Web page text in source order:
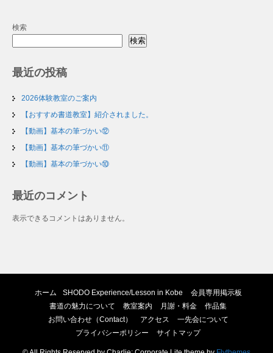
検索
検索
最近の投稿
2026体験教室のご案内
【おすすめ書道教室】紹介されました。
【動画】基本の筆づかい⑫
【動画】基本の筆づかい⑪
【動画】基本の筆づかい⑩
最近のコメント
表示できるコメントはありません。
ホーム SHODO Experience/Lesson in Kobe
会員専用掲示板
書道の魅力について
教室案内 月謝・料金
作品集
お問い合わせ（Contact）
アクセス
一先会について
プライバシーポリシー
サイトマップ